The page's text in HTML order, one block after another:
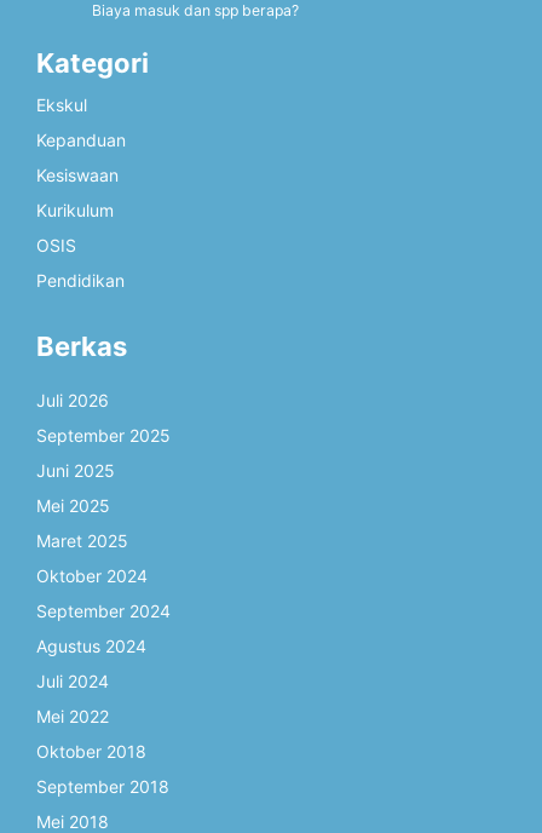
Biaya masuk dan spp berapa?
Kategori
Ekskul
Kepanduan
Kesiswaan
Kurikulum
OSIS
Pendidikan
Berkas
Juli 2026
September 2025
Juni 2025
Mei 2025
Maret 2025
Oktober 2024
September 2024
Agustus 2024
Juli 2024
Mei 2022
Oktober 2018
September 2018
Mei 2018